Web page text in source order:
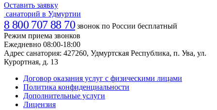
Оставить заявку
санаторий в Удмуртии
8 800 707 88 70 звонок по России бесплатный
Режим приема звонков
Ежедневно 08:00-18:00
Адрес санатория: 427260, Удмуртская Республика, п. Ува, ул.
Курортная, д. 13
Договор оказания услуг с физическими лицами
Политика конфиденциальности
Дополнительные услуги
Лицензия